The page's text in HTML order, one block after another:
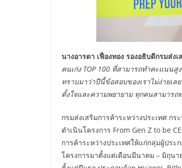
นางอารดา เฟื่องทอง รองอธิบดีกรมส่ง
คนเก่ง TOP 100 ที่สามารถทำคะแนนสู
ทราบมาว่าปีนี้ข้อสอบของเราไม่ง่ายเ
ตั้งใจและความพยายาม ทุกคนสามารถ
กรมส่งเสริมการค้าระหว่างประเทศ
ดำเนินโครงการ From Gen Z to be
การค้าระหว่างประเทศให้แก่กลุ่มผู้ปร
โครงการมาตั้งแต่เดือนมีนาคม – มิถุน